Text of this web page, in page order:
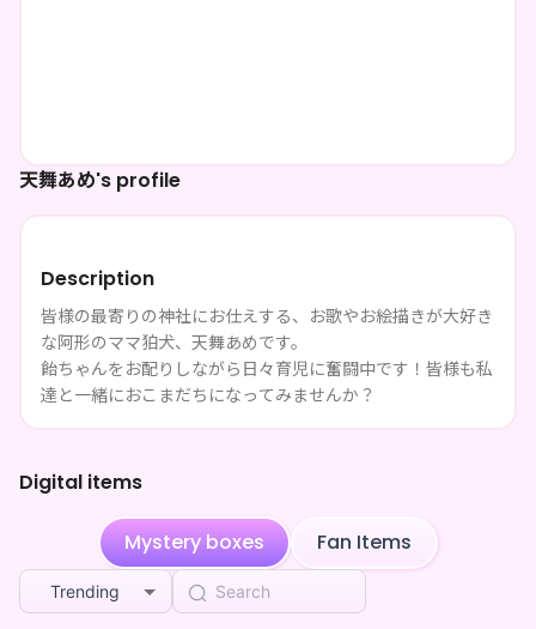
天舞あめ's profile
Description
皆様の最寄りの神社にお仕えする、お歌やお絵描きが大好き
な阿形のママ狛犬、天舞あめです。
飴ちゃんをお配りしながら日々育児に奮闘中です！皆様も私
達と一緒におこまだちになってみませんか？
Digital items
Mystery boxes Fan Items
Trending